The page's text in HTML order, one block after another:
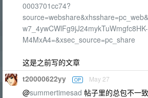
0003701cc74?
M4MxA4=&xsec_source=pc_share
这是之前写的文章
t20000622yy OP May 27
@summertimesad 帖子里的总包不一